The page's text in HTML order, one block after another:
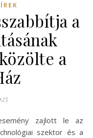
a
a
szektor és a